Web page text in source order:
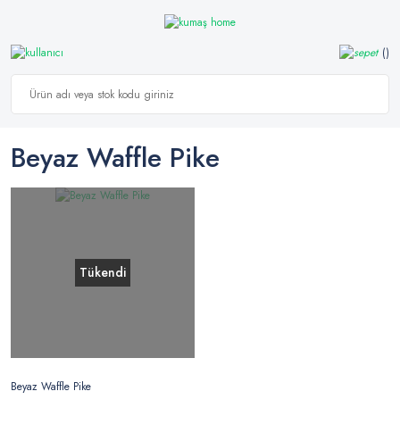
Beyaz Waffle Pike
Tükendi
Beyaz Waffle Pike